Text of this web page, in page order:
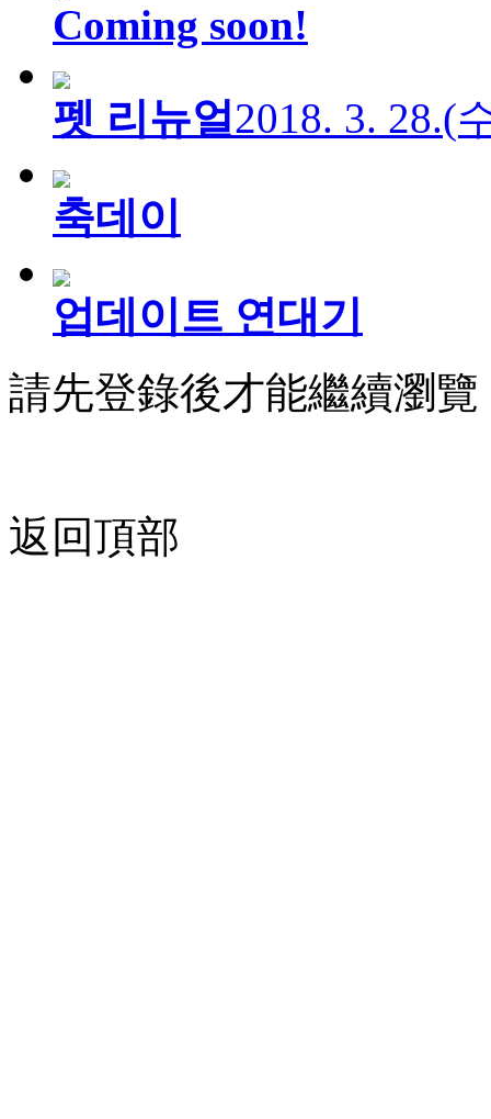
Coming soon!
펫 리뉴얼2018. 3. 28.(
축데이
업데이트 연대기
請先登錄後才能繼續瀏覽
返回頂部